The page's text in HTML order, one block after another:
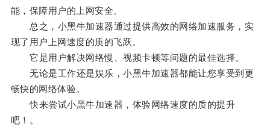
能，保障用户的上网安全。
总之，小黑牛加速器通过提供高效的网络加速服务，实
现了用户上网速度的质的飞跃。
它是用户解决网络慢、视频卡顿等问题的最佳选择。
无论是工作还是娱乐，小黑牛加速器都能让您享受到更
畅快的网络体验。
快来尝试小黑牛加速器，体验网络速度的质的提升
吧！。